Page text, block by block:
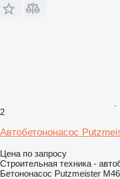
2
Автобетононасос
Цена по запросу
Строительная техника -
Бетононасос Putzmeister M46